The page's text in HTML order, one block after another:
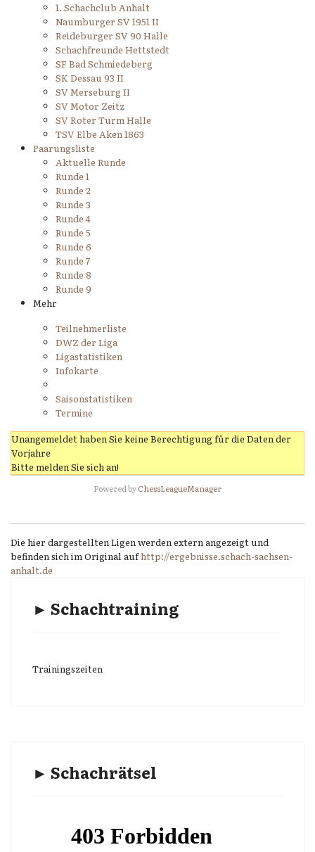
1. Schachclub Anhalt
Naumburger SV 1951 II
Reideburger SV 90 Halle
Schachfreunde Hettstedt
SF Bad Schmiedeberg
SK Dessau 93 II
SV Merseburg II
SV Motor Zeitz
SV Roter Turm Halle
TSV Elbe Aken 1863
Paarungsliste
Aktuelle Runde
Runde 1
Runde 2
Runde 3
Runde 4
Runde 5
Runde 6
Runde 7
Runde 8
Runde 9
Mehr
Teilnehmerliste
DWZ der Liga
Ligastatistiken
Infokarte
Saisonstatistiken
Termine
Unangemeldet haben Sie keine Berechtigung für die Daten der
Vorjahre
Bitte melden Sie sich an!
Powered byChessLeagueManager
Die hier dargestellten Ligen werden extern angezeigt und
befinden sich im Original aufhttp://ergebnisse.schach-sachsen-
anhalt.de
► Schachtraining
Trainingszeiten
► Schachrätsel